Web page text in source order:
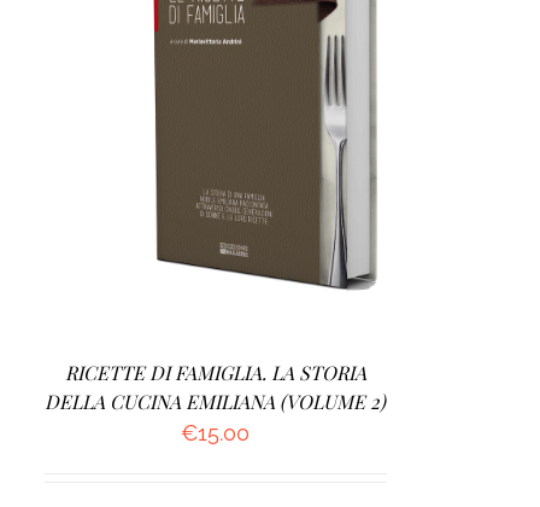
/
RICETTE DI FAMIGLIA. LA STORIA
DELLA CUCINA EMILIANA (VOLUME 2)
€15.00